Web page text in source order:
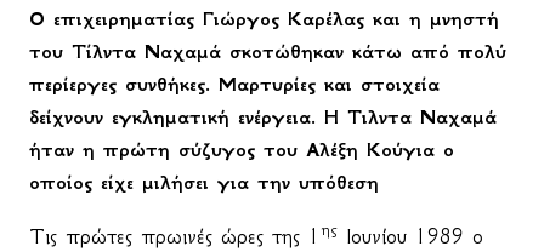
Ο επιχειρηματίας Γιώργος Καρέλας και η μνηστή
του Τίλντα Ναχαμά σκοτώθηκαν κάτω από πολύ
περίεργες συνθήκες. Μαρτυρίες και στοιχεία
δείχνουν εγκληματική ενέργεια. Η Τιλντα Ναχαμά
ήταν η πρώτη σύζυγος του Αλέξη Κούγια ο
οποίος είχε μιλήσει για την υπόθεση
Τις πρώτες πρωινές ώρες της 1 ης Ιουνίου 1989 ο